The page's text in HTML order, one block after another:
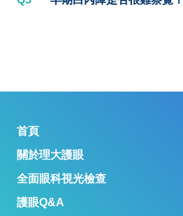
首頁
關於理大護眼
全面眼科視光檢查
護眼Q&A